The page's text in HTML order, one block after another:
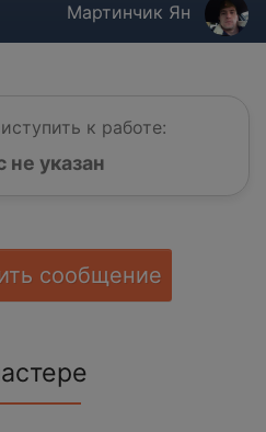
Мартинчик Ян
к работе:
не указан
сообщение